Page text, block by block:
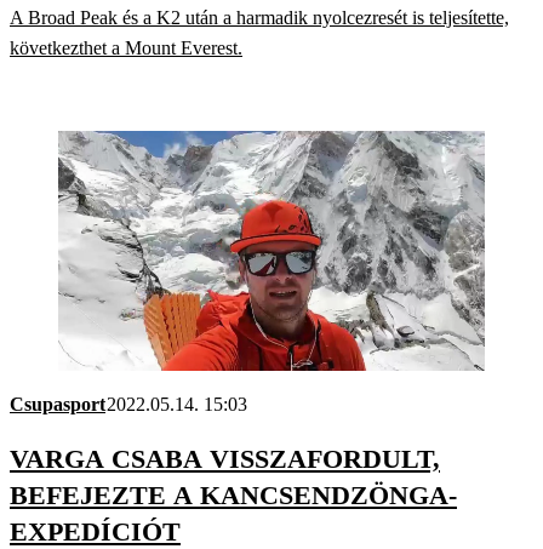
A Broad Peak és a K2 után a harmadik nyolcezresét is teljesítette,
következthet a Mount Everest.
Csupasport2022.05.14. 15:03
VARGA CSABA VISSZAFORDULT,
BEFEJEZTE A KANCSENDZÖNGA-
EXPEDÍCIÓT